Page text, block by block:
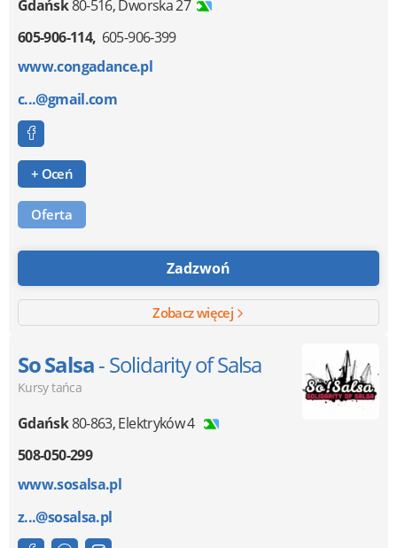
Gdańsk80-516,Dworska 27
605-906-114 605-906-399
www.congadance.pl
c...@gmail.com
+ Oceń
Oferta
Zadzwoń
Zobacz więcej
So Salsa- Solidarity of Salsa
Kursy tańca
Gdańsk80-863,Elektryków 4
508-050-299
www.sosalsa.pl
z...@sosalsa.pl